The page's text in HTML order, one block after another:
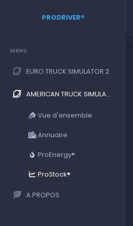
PRODRIVER®
MENU
EURO TRUCK SIMULATOR 2
AMERICAN TRUCK SIMULATOR
Vue d'ensemble
Annuaire
ProEnergy®
ProStock®
A PROPOS